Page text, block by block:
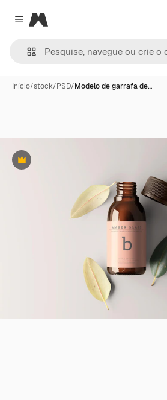
Close menu
Magnific
Início/stock/PSD/Modelo de garrafa de…
Premium